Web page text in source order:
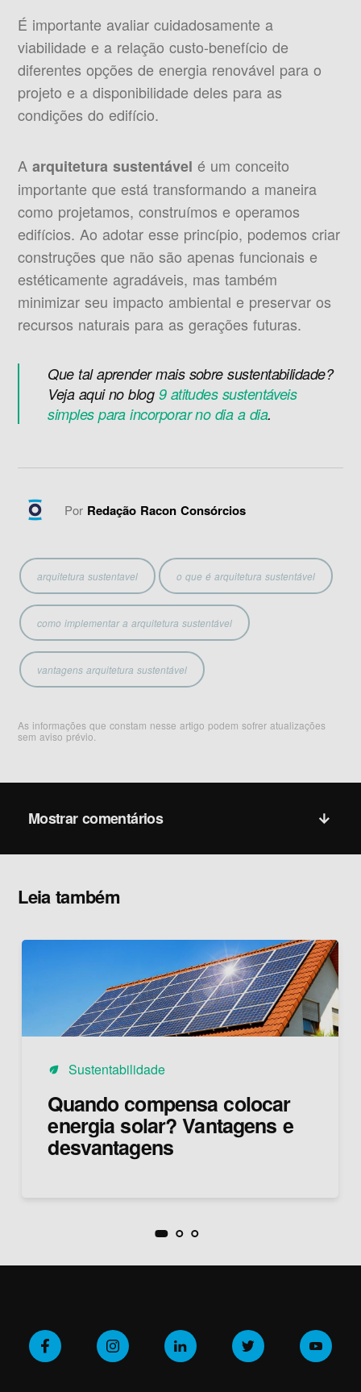
É importante avaliar cuidadosamente a
viabilidade e a relação custo-benefício de
diferentes opções de energia renovável para o
projeto e a disponibilidade deles para as
condições do edifício.
Aarquitetura sustentável é um conceito
importante que está transformando a maneira
como projetamos, construímos e operamos
edifícios. Ao adotar esse princípio, podemos criar
construções que não são apenas funcionais e
estéticamente agradáveis, mas também
minimizar seu impacto ambiental e preservar os
recursos naturais para as gerações futuras.
Que tal aprender mais sobre sustentabilidade?
Veja aqui no blog 9 atitudes sustentáveis
simples para incorporar no dia a dia.
Por Redação Racon Consórcios
arquitetura sustentavel o que é arquitetura sustentável
como implementar a arquitetura sustentável
vantagens arquitetura sustentável
As informações que constam nesse artigo podem sofrer atualizações
sem aviso prévio.
Mostrar comentários
Leia também
eco Sustentabilidade
Quando compensa colocar
energia solar? Vantagens e
desvantagens